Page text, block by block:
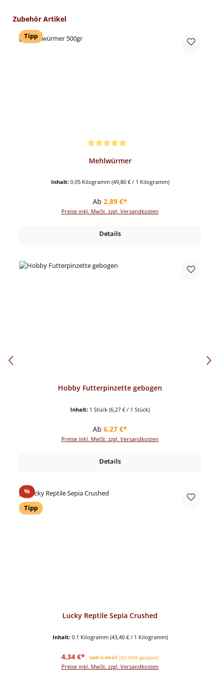
Produktgalerie überspringen
Zubehör Artikel
Tipp
Mehlwürmer
Inhalt: 0.05 Kilogramm (49,80 € / 1 Kilogramm)
Regulärer Preis:
Ab 2,89 €*
Preise inkl. MwSt. zzgl. Versandkosten
Details
Hobby Futterpinzette gebogen
Inhalt: 1 Stück (6,27 € / 1 Stück)
Regulärer Preis:
Ab 6,27 €*
Preise inkl. MwSt. zzgl. Versandkosten
Details
%Rabatt
Tipp
Lucky Reptile Sepia Crushed
Inhalt: 0.1 Kilogramm (43,40 € / 1 Kilogramm)
Verkaufspreis:
4,34 €* Regulärer Preis:
UVP 7,49 €* (42.06% gespart)
Preise inkl. MwSt. zzgl. Versandkosten